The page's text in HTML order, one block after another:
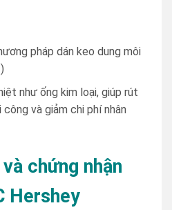
pháp dán keo dung môi
như ống kim loại, giúp rút
và giảm chi phí nhân
chứng nhận
Hershey